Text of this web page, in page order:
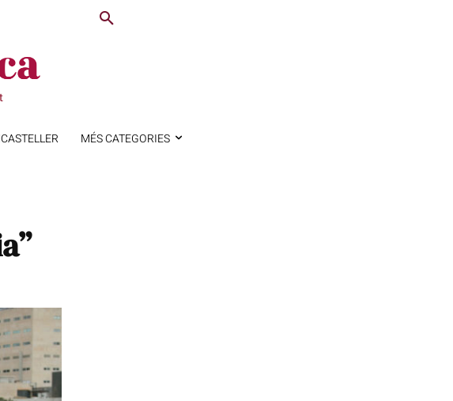
MÉS CATEGORIES